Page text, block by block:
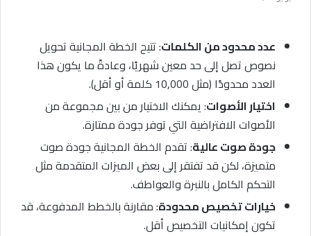
عدد محدود من الكلمات: تتيح الخطة المجانية تحويل
نصوص تصل إلى حد معين شهريًا، وعادةً ما يكون هذا
العدد محدودًا (مثل 10,000 كلمة أو أقل).
اختيار الأصوات: يمكنك الاختيار من بين مجموعة من
الأصوات الافتراضية التي توفر جودة ممتازة.
جودة صوت عالية: تقدم الخطة المجانية جودة صوت
متميزة، لكن قد تفتقر إلى بعض الميزات المتقدمة مثل
التحكم الكامل بالنبرة والعواطف.
خيارات تخصيص محدودة: مقارنة بالخطط المدفوعة، قد
تكون إمكانيات التخصيص أقل.